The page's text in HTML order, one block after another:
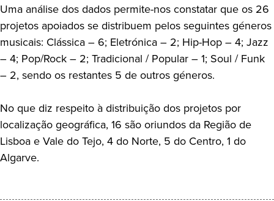
Uma análise dos dados permite-nos constatar que os 26
projetos apoiados se distribuem pelos seguintes géneros
musicais: Clássica – 6; Eletrónica – 2; Hip-Hop – 4; Jazz
– 4; Pop/Rock – 2; Tradicional / Popular – 1; Soul / Funk
– 2, sendo os restantes 5 de outros géneros.
No que diz respeito à distribuição dos projetos por
localização geográfica, 16 são oriundos da Região de
Lisboa e Vale do Tejo, 4 do Norte, 5 do Centro, 1 do
Algarve.